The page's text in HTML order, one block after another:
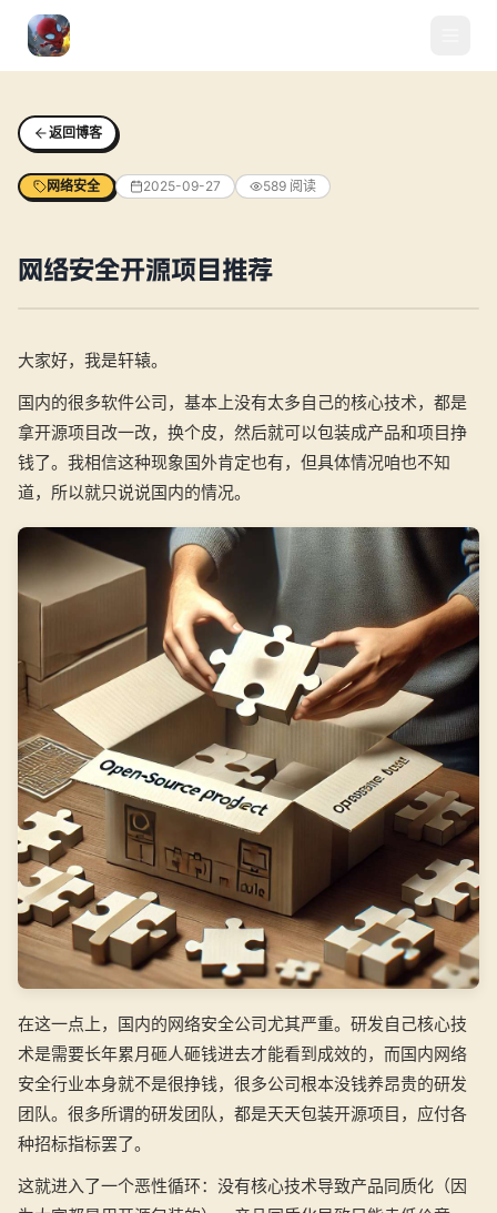
返回博客
网络安全 2025-09-27 589 阅读
网络安全开源项目推荐
大家好，我是轩辕。
国内的很多软件公司，基本上没有太多自己的核心技术，都是
拿开源项目改一改，换个皮，然后就可以包装成产品和项目挣
钱了。我相信这种现象国外肯定也有，但具体情况咱也不知
道，所以就只说说国内的情况。
在这一点上，国内的网络安全公司尤其严重。研发自己核心技
术是需要长年累月砸人砸钱进去才能看到成效的，而国内网络
安全行业本身就不是很挣钱，很多公司根本没钱养昂贵的研发
团队。很多所谓的研发团队，都是天天包装开源项目，应付各
种招标指标罢了。
这就进入了一个恶性循环：没有核心技术导致产品同质化（因